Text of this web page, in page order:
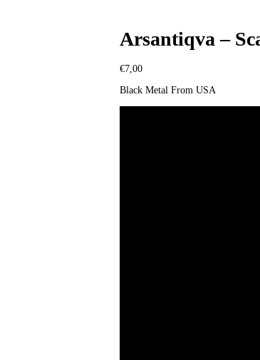
Arsantiqva ‎–
€7,00
Black Metal From USA